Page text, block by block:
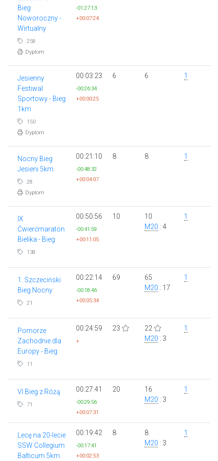
Bieg
Noworoczny -
Wirtualny
258
Dyplom
-01:27:13
+00:07:24
Jesienny
Festiwal
Sportowy - Bieg
1km
150
Dyplom
00:03:23
-00:26:34
+00:00:25
6 6 1
Nocny Bieg
Jesieni 5km
28
Dyplom
00:21:10
-00:48:32
+00:04:07
8 8 1
IX
Ćwierćmaraton
Bielika - Bieg
138
00:50:56
-00:41:59
+00:11:05
10
10
M20 : 4
1
1. Szczeciński
Bieg Nocny
21
00:22:14
-00:18:46
+00:05:34
69
65
M20 : 17
1
Pomorze
Zachodnie dla
Europy - Bieg
11
00:24:59
+
23
22
M20 : 3
1
VI Bieg z Różą
71
00:27:41
-00:29:56
+00:07:31
20
16
M20 : 3
1
Lecę na 20-lecie
SSW Collegium
Balticum 5km
00:19:42
-00:17:41
+00:02:53
8
8
M20 : 3
1